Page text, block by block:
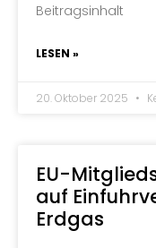
Beitragsinhalt
LESEN »
20. Oktober 2025
EU-
auf
Erdgas